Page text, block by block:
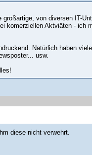
von diversen IT-
komerziellen Aktviäten - ich
Natürlich haben
usw.
diese nicht verwehrt.